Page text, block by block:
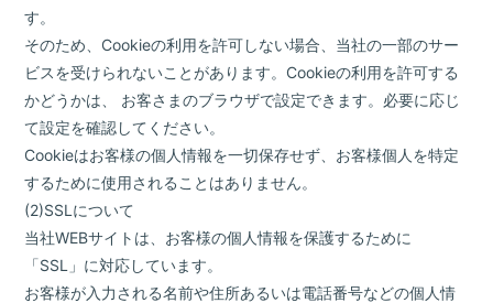
す。
そのため、Cookieの利用を許可しない場合、当社の一部のサー
ビスを受けられないことがあります。Cookieの利用を許可する
かどうかは、 お客さまのブラウザで設定できます。必要に応じ
て設定を確認してください。
Cookieはお客様の個人情報を一切保存せず、お客様個人を特定
するために使用されることはありません。
(2)SSLについて
当社WEBサイトは、お客様の個人情報を保護するために
「SSL」に対応しています。
お客様が入力される名前や住所あるいは電話番号などの個人情